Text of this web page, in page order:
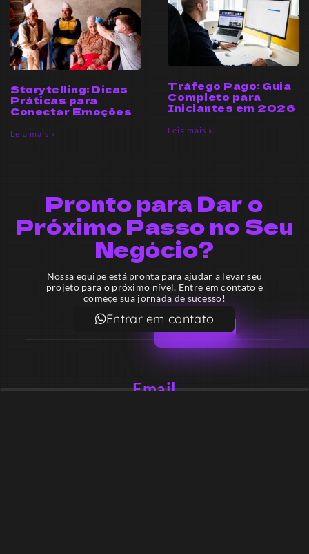
Storytelling: Dicas
Práticas para
Conectar Emoções
Leia mais »
Tráfego Pago: Guia
Completo para
Iniciantes em 2026
Leia mais »
Pronto para Dar o
Próximo Passo no Seu
Negócio?
Nossa equipe está pronta para ajudar a levar seu
projeto para o próximo nível. Entre em contato e
começe sua jornada de sucesso!
Entrar em contato
Email